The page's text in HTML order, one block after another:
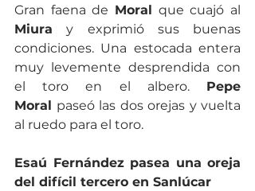
Gran faena de Moral
Miura y exprimió sus buenas
condiciones. Una estocada entera
muy levemente desprendida con
el toro en el albero. Pepe
Moral paseó las dos orejas y vuelta
al ruedo para el toro.
Esaú Fernández pasea una oreja
del difícil tercero en Sanlúcar